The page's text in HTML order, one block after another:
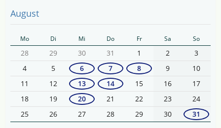
August
Mo Di Mi Do Fr Sa So
28 29 30 31 1 2
3
4
5 6 7 8 9
10
11
12 13 14 15 16
17
18
19 20 21 22 23
24
25
26 27 28 29 30 31